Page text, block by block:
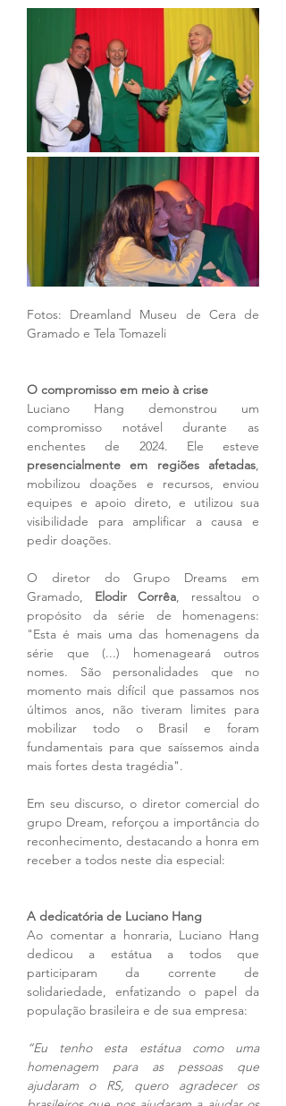
Fotos: Dreamland Museu de Cera de
Gramado e Tela Tomazeli
O compromisso em meio à crise
Luciano Hang demonstrou um
compromisso notável durante as
presencialmente em regiões afetadas,
mobilizou doações e recursos, enviou
equipes e apoio direto, e utilizou sua
visibilidade para amplificar a causa e
pedir doações.
O diretor do Grupo Dreams em
Gramado, Elodir Corrêa, ressaltou o
propósito da série de homenagens:
"Esta é mais uma das homenagens da
série que (...) homenageará outros
nomes. São personalidades que no
momento mais difícil que passamos nos
últimos anos, não tiveram limites para
mobilizar todo o Brasil e foram
fundamentais para que saíssemos ainda
mais fortes desta tragédia".
Em seu discurso, o diretor comercial do
grupo Dream, reforçou a importância do
reconhecimento, destacando a honra em
receber a todos neste dia especial:
A dedicatória de Luciano Hang
Ao comentar a honraria, Luciano Hang
dedicou a estátua a todos que
participaram da corrente de
solidariedade, enfatizando o papel da
população brasileira e de sua empresa:
“Eu tenho esta estátua como uma
homenagem para as pessoas que
ajudaram o RS, quero agradecer os